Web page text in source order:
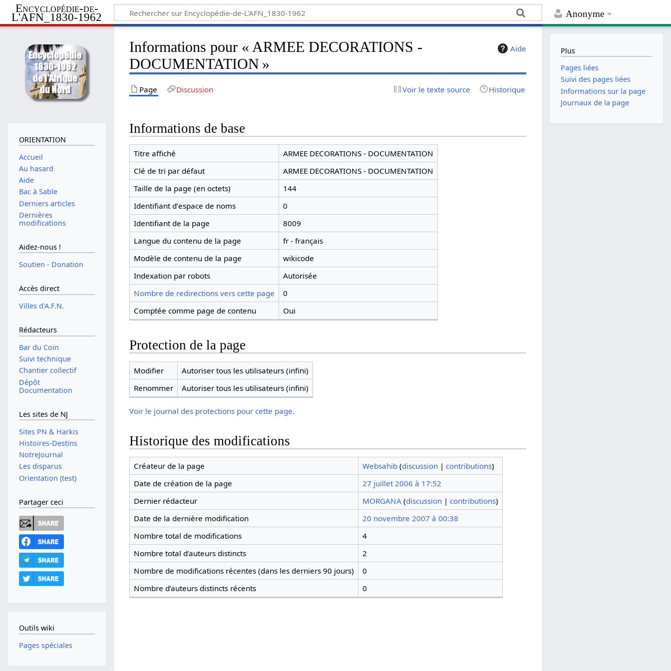
Anonyme
Encyclopédie-de-
L'AFN_1830-1962
Aide
Informations pour « ARMEE DECORATIONS -
DOCUMENTATION »
Page Discussion Voir le texte source Historique
Informations de base
Titre affiché
ARMEE DECORATIONS - DOCUMENTATION
Clé de tri par défaut
ARMEE DECORATIONS - DOCUMENTATION
Taille de la page (en octets)
144
Identifiant dʼespace de noms
0
Identifiant de la page
8009
Langue du contenu de la page
fr - français
Modèle de contenu de la page
wikicode
Indexation par robots
Autorisée
Nombre de redirections vers cette page
0
Comptée comme page de contenu
Oui
Protection de la page
Modifier
Autoriser tous les utilisateurs (infini)
Renommer
Autoriser tous les utilisateurs (infini)
Voir le journal des protections pour cette page.
Historique des modifications
Créateur de la page Websahib (discussion| contributions)
Date de création de la page
27 juillet 2006 à 17:52
Dernier rédacteur
MORGANA (discussion| contributions)
Date de la dernière modification
20 novembre 2007 à 00:38
Nombre total de modifications
4
Nombre total d’auteurs distincts
2
Nombre de modifications récentes (dans les derniers 90 jours)
0
Nombre d’auteurs distincts récents
0
ORIENTATION
Accueil
Au hasard
Aide
Bac à Sable
Derniers articles
Dernières
modifications
Aidez-nous !
Soutien - Donation
Accès direct
Villes d'A.F.N.
Rédacteurs
Bar du Coin
Suivi technique
Chantier collectif
Dépôt
Documentation
Les sites de NJ
Sites PN & Harkis
Histoires-Destins
NotreJournal
Les disparus
Orientation (test)
Partager ceci
Outils wiki
Pages spéciales
Plus
Pages liées
Suivi des pages liées
Informations sur la page
Journaux de la page